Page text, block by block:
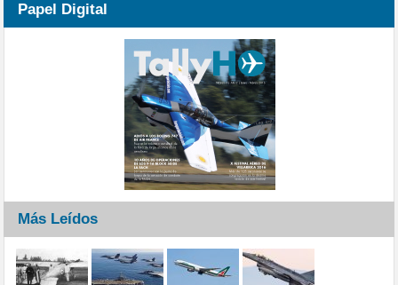
Papel Digital
Más Leídos